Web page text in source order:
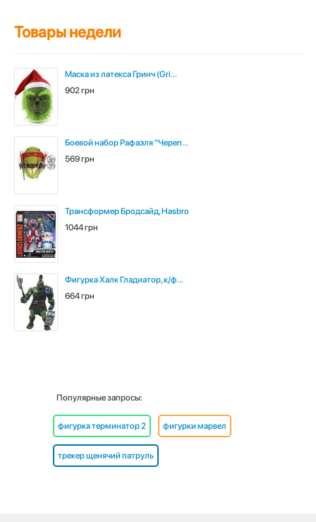
Товары недели
Маска из латекса Гринч (Gri...
902 грн
Боевой набор Рафаэля "Череп...
569 грн
Трансформер Бродсайд, Hasbro
1044 грн
Фигурка Халк Гладиатор, к/ф...
664 грн
Популярные запросы:
фигурка терминатор 2 фигурки марвел
трекер щенячий патруль